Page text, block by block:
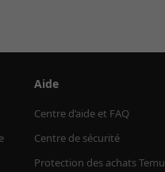
Aide
Centre d’aide et FAQ
Centre de sécurité
Protection des achats Temu